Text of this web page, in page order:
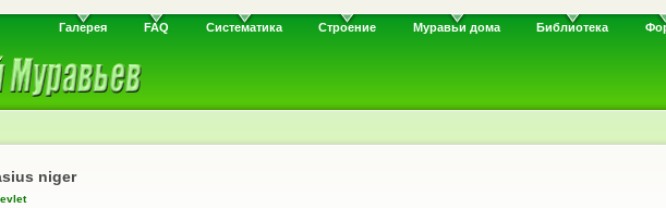
Галерея FAQ Систематика Строение Муравьи дома Библиотека
niger